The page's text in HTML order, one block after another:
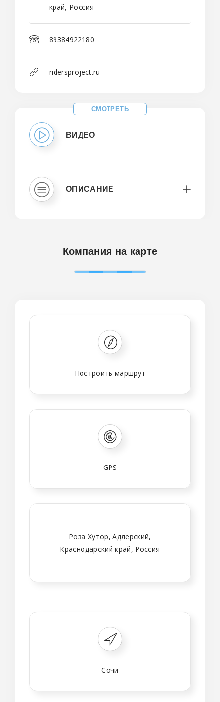
край, Россия
89384922180
ridersproject.ru
ВИДЕО
СМОТРЕТЬ
ОПИСАНИЕ
Компания на карте
Построить маршрут
GPS
Роза Хутор, Адлерский,
Краснодарский край, Россия
Сочи